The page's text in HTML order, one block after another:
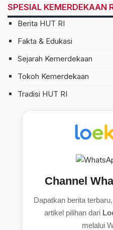
SPESIAL KEMERDEKAAN
Berita HUT RI
Fakta & Edukasi
Sejarah Kemerdekaan
Tokoh Kemerdekaan
Tradisi HUT RI
Channel
Dapatkan berita
artikel pilihan dari
melalui